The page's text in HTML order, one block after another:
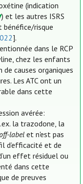
(indication
) et les autres ISRS
bénéfice/risque
].
dans le RCP
chez les enfants
causes organiques
Les ATC ont un
dans cette
avérée:
la trazodone, la
labelet n'est pas
d’efficacité et de
effet résiduel ou
dans cette
de preuves